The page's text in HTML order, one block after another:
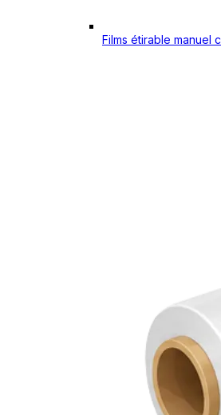
Films étirable manuel